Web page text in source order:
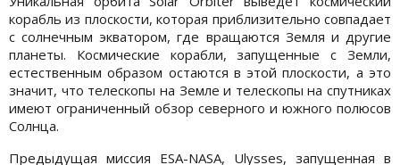
корабль из плоскости, которая приблизительно совпадает
с солнечным экватором, где вращаются Земля и другие
планеты. Космические корабли, запущенные с Земли,
естественным образом остаются в этой плоскости, а это
значит, что телескопы на Земле и телескопы на спутниках
имеют ограниченный обзор северного и южного полюсов
Солнца.
Предыдущая миссия ESA-NASA, Ulysses, запущенная в